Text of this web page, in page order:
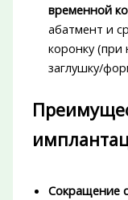
временной
абатмент и
коронку (при
заглушку/
Сокращение